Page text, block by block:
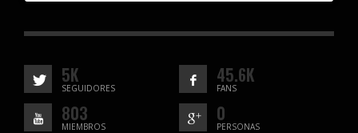
5K
SEGUIDORES
45.6K
FANS
803
MIEMBROS
0
PERSONAS